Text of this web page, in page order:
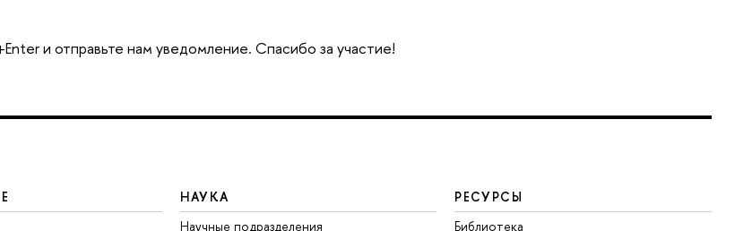
и отправьте нам уведомление. Спасибо за участие!
НАУКА
Научные подразделения
РЕСУРСЫ
Библиотека